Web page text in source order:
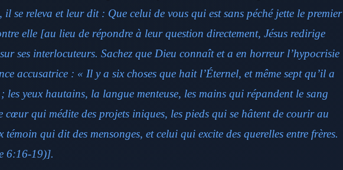
, il se releva et leur dit : Que celui de vous qui est sans péché jette le premier
elle [au lieu de répondre à leur question directement, Jésus redirige
ses interlocuteurs. Sachez que Dieu connaît et a en horreur l’hypocrisie
accusatrice : « Il y a six choses que hait l’Éternel, et même sept qu’il a
les yeux hautains, la langue menteuse, les mains qui répandent le sang
cœur qui médite des projets iniques, les pieds qui se hâtent de courir au
témoin qui dit des mensonges, et celui qui excite des querelles entre frères.
6:16-19)].